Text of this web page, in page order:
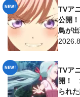
TVア
公開
鳥が
TVア
開！
られ